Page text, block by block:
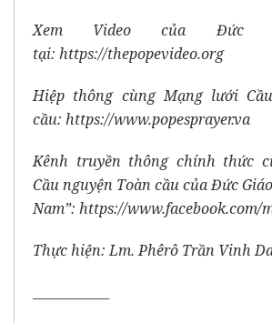
Xem Video của Đức
tại: https://thepopevideo.org
Hiệp thông cùng Mạng lưới
cầu: https://www.popesprayer.va
Kênh truyền thông chính thức
Cầu nguyện Toàn cầu của Đức
Nam”: https://www.facebook.com/
Thực hiện: Lm. Phêrô Trần Vinh